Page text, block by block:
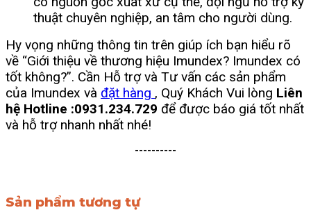
thuật chuyên nghiệp, an tâm cho người dùng.
Hy vọng những thông tin trên giúp ích bạn hiểu rõ
về “Giới thiệu về thương hiệu Imundex? Imundex có
tốt không?”. Cần Hỗ trợ và Tư vấn các sản phẩm
của Imundex và đặt hàng , Quý Khách Vui lòng Liên
hệ Hotline :0931.234.729 để được báo giá tốt nhất
và hỗ trợ nhanh nhất nhé!
----------
Sản phẩm tương tự